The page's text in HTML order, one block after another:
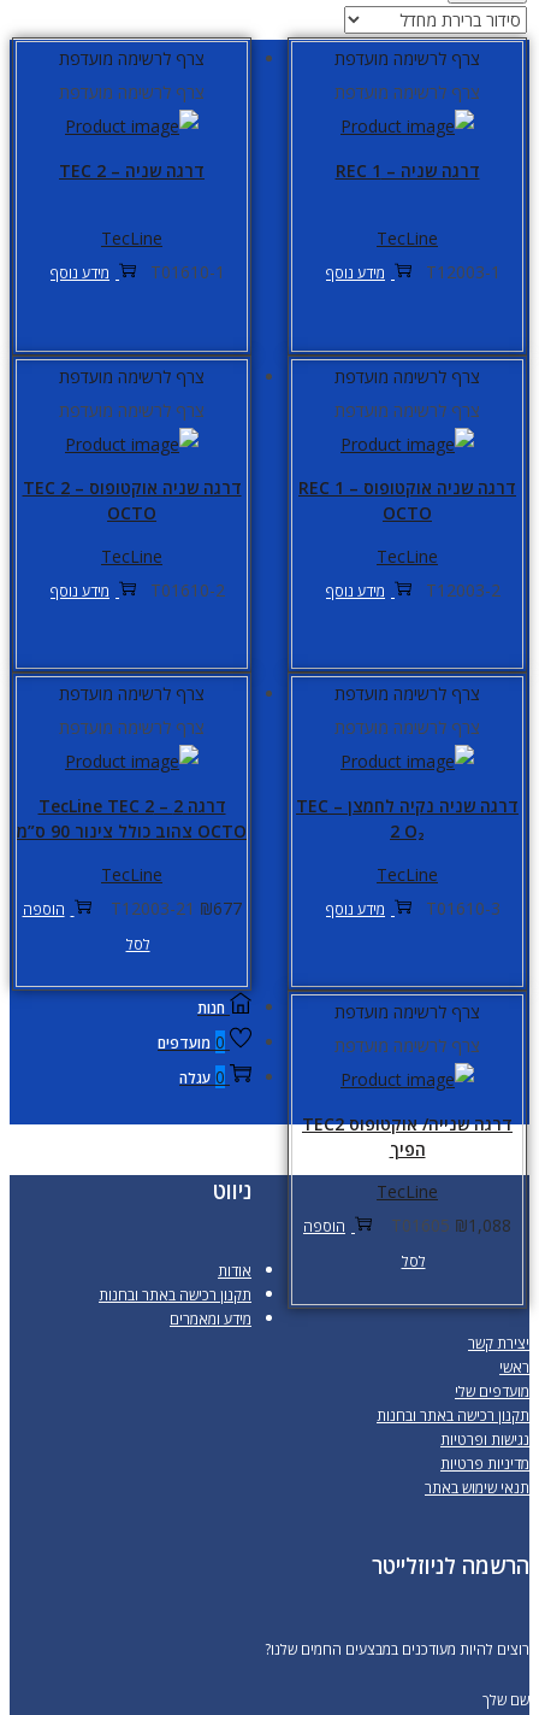
צרף לרשימה מועדפת
צרף לרשימה מועדפת
דרגה שניה – REC 1
TecLine
T12003-1
מידע נוסף
צרף לרשימה מועדפת
צרף לרשימה מועדפת
דרגה שניה – TEC 2
TecLine
T01610-1
מידע נוסף
צרף לרשימה מועדפת
צרף לרשימה מועדפת
דרגה שניה אוקטופוס – REC 1
OCTO
TecLine
T12003-2
מידע נוסף
צרף לרשימה מועדפת
צרף לרשימה מועדפת
דרגה שניה אוקטופוס – TEC 2
OCTO
TecLine
T01610-2
מידע נוסף
צרף לרשימה מועדפת
צרף לרשימה מועדפת
דרגה שניה נקיה לחמצן – TEC
2 O₂
TecLine
T01610-3
מידע נוסף
צרף לרשימה מועדפת
צרף לרשימה מועדפת
דרגה 2 – TecLine TEC 2
OCTO צהוב כולל צינור 90 ס”מ
TecLine
T12003-21 ₪677
הוספה
לסל
צרף לרשימה מועדפת
צרף לרשימה מועדפת
דרגה שנייה/ אוקטופוס TEC2
הפיך
TecLine
T01605 ₪1,088
הוספה
לסל
חנות
0 מועדפים
0 עגלה
ניווט
אודות
תקנון רכישה באתר ובחנות
מידע ומאמרים
יצירת קשר
ראשי
מועדפים שלי
תקנון רכישה באתר ובחנות
נגישות ופרטיות
מדיניות פרטיות
תנאי שימוש באתר
הרשמה לניוזלייטר
רוצים להיות מעודכנים במבצעים החמים שלנו?
שם שלך